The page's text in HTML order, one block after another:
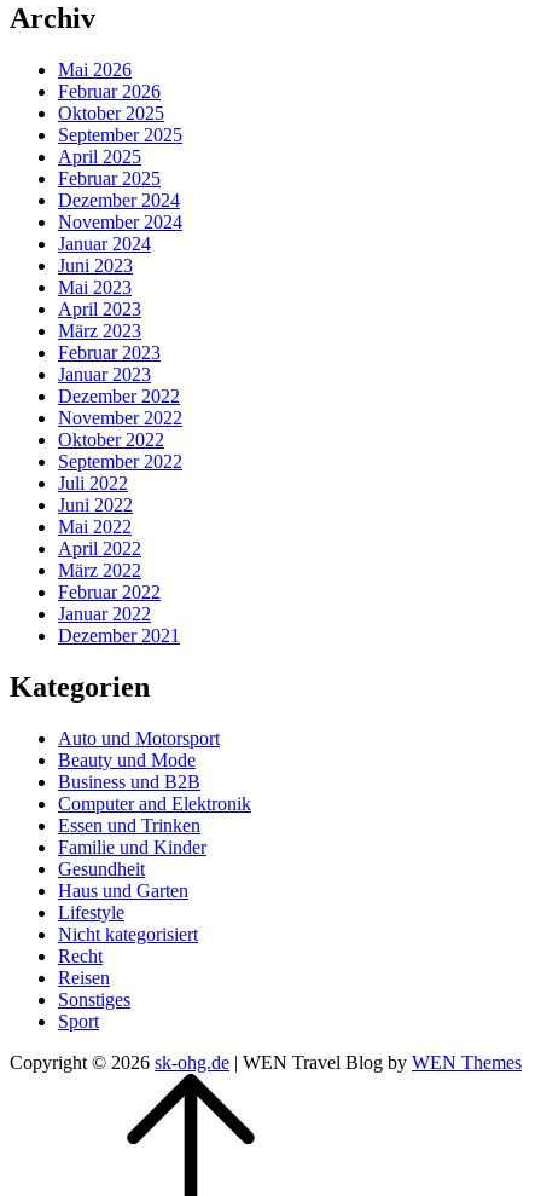
Archiv
Mai 2026
Februar 2026
Oktober 2025
September 2025
April 2025
Februar 2025
Dezember 2024
November 2024
Januar 2024
Juni 2023
Mai 2023
April 2023
März 2023
Februar 2023
Januar 2023
Dezember 2022
November 2022
Oktober 2022
September 2022
Juli 2022
Juni 2022
Mai 2022
April 2022
März 2022
Februar 2022
Januar 2022
Dezember 2021
Kategorien
Auto und Motorsport
Beauty und Mode
Business und B2B
Computer and Elektronik
Essen und Trinken
Familie und Kinder
Gesundheit
Haus und Garten
Lifestyle
Nicht kategorisiert
Recht
Reisen
Sonstiges
Sport
Copyright © 2026 sk-ohg.de | WEN Travel Blog by WEN Themes